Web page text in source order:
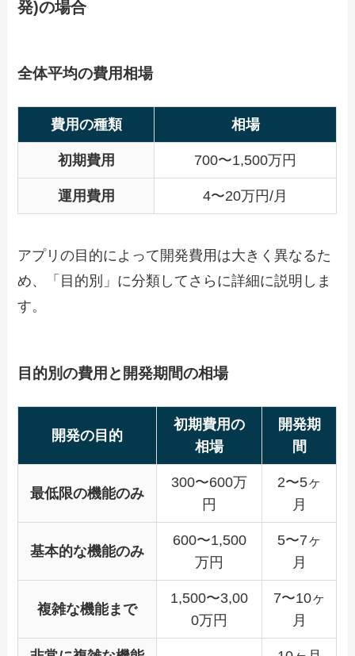
発)の場合
全体平均の費用相場
費用の種類 相場
初期費用 700〜1,500万円
運用費用 4〜20万円/月
アプリの目的によって開発費用は大きく異なるた
め、「目的別」に分類してさらに詳細に説明しま
す。
目的別の費用と開発期間の相場
開発の目的
初期費用の
相場
開発期
間
最低限の機能のみ
300〜600万
円
2〜5ヶ
月
基本的な機能のみ
600〜1,500
万円
5〜7ヶ
月
複雑な機能まで
1,500〜3,00
0万円
7〜10ヶ
月